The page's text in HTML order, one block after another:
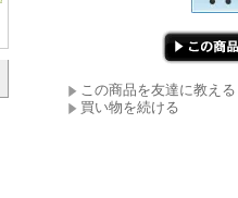
この商品を友達に教える
買い物を続ける